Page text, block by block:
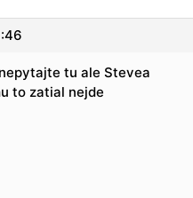
tu ale Stevea
to zatial nejde